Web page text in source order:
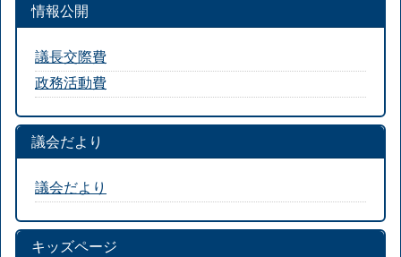
情報公開
議長交際費
政務活動費
議会だより
議会だより
キッズページ